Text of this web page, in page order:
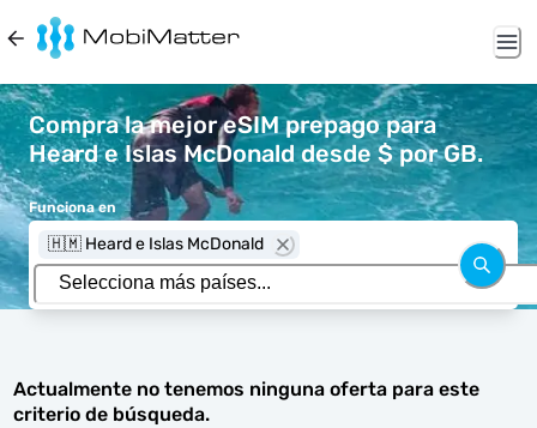
Compra la mejor eSIM prepago para
Heard e Islas McDonald desde $ por GB.
Funciona en
🇭🇲 Heard e Islas McDonald
Actualmente no tenemos ninguna oferta para este
criterio de búsqueda.